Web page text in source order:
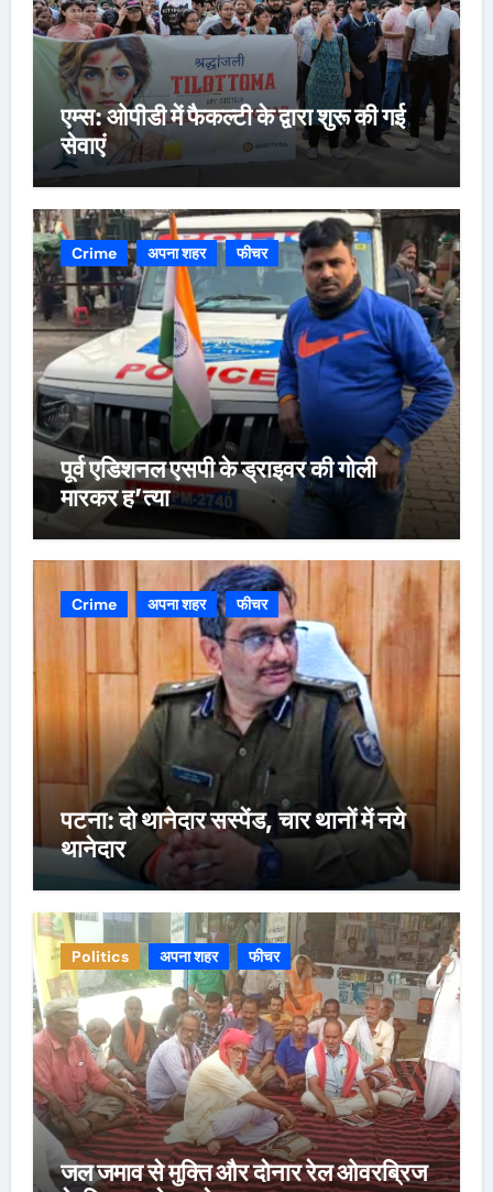
एम्स: ओपीडी में फैकल्टी के द्वारा शुरू की गई
सेवाएं
Crime अपना शहर फीचर
पूर्व एडिशनल एसपी के ड्राइवर की गोली
मारकर ह’त्या
Crime अपना शहर फीचर
पटना: दो थानेदार सस्पेंड, चार थानों में नये
थानेदार
Politics अपना शहर फीचर
जल जमाव से मुक्ति और दोनार रेल ओवरब्रिज